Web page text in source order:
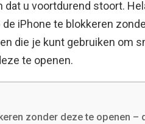
u voortdurend stoort.
iPhone te blokkeren
die je kunt gebruiken om
te openen.
zonder deze te openen –